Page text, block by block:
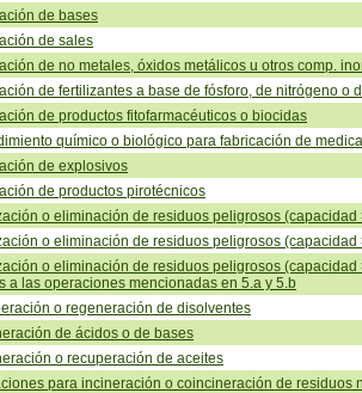
de bases
de sales
de no metales, óxidos metálicos u otros comp.
de fertilizantes a base de fósforo, de nitrógeno o
de productos fitofarmacéuticos o biocidas
químico o biológico para fabricación de
de explosivos
de productos pirotécnicos
o eliminación de residuos peligrosos
o eliminación de residuos peligrosos
o eliminación de residuos peligrosos
a las operaciones mencionadas en 5.a y 5.b
o regeneración de disolventes
de ácidos o de bases
o recuperación de aceites
para incineración o coincineración de residuos